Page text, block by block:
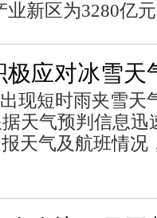
新区为3280亿
极应对冰雪天
现短时雨夹雪天
天气预判信息
天气及航班情况